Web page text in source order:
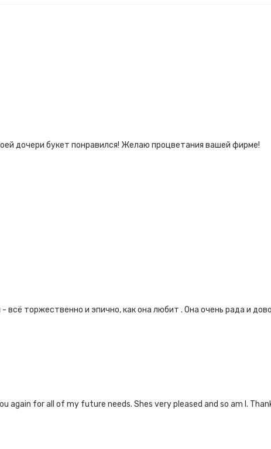
дочери букет понравился! Желаю процветания вашей фирме!
торжественно и эпично, как она любит . Она очень рада и
again for all of my future needs. Shes very pleased and so am I.